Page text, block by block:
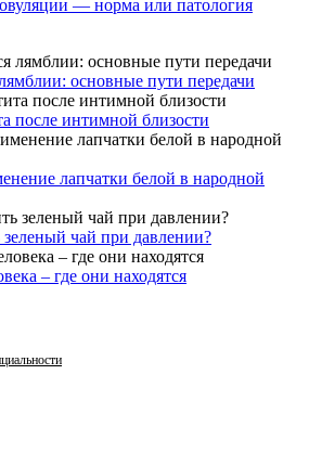
— норма или патология
основные пути передачи
после интимной близости
лапчатки белой в народной
чай при давлении?
– где они находятся